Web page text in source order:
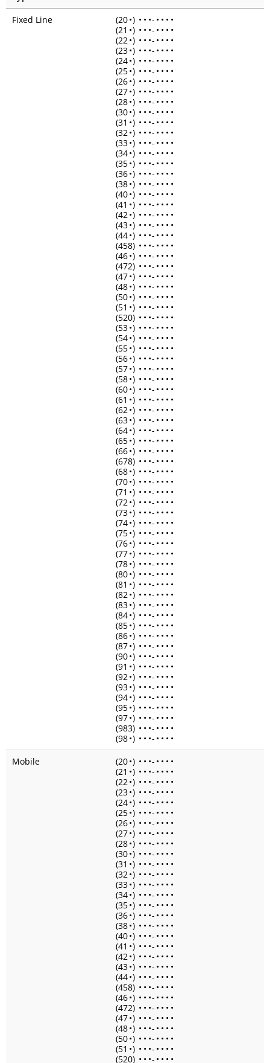
Fixed Line
(20•) • • •- • • • •
(21 •) • • •- • • • •
(22•) • • •- • • • •
(23•) • • •- • • • •
(24•) • • •- • • • •
(25•) • • •- • • • •
(26•) • • •- • • • •
(27•) • • •- • • • •
(28•) • • •- • • • •
(30•) • • •- • • • •
(31 •) • • •- • • • •
(32•) • • •- • • • •
(33•) • • •- • • • •
(34•) • • •- • • • •
(35•) • • •- • • • •
(36•) • • •- • • • •
(38•) • • •- • • • •
(40•) • • •- • • • •
(41 •) • • •- • • • •
(42•) • • •- • • • •
(43•) • • •- • • • •
(44•) • • •- • • • •
(458) • • •- • • • •
(46•) • • •- • • • •
(472) • • •- • • • •
(47•) • • •- • • • •
(48•) • • •- • • • •
(50•) • • •- • • • •
(51 •) • • •- • • • •
(520) • • •- • • • •
(53•) • • •- • • • •
(54•) • • •- • • • •
(55•) • • •- • • • •
(56•) • • •- • • • •
(57•) • • •- • • • •
(58•) • • •- • • • •
(60•) • • •- • • • •
(61 •) • • •- • • • •
(62•) • • •- • • • •
(63•) • • •- • • • •
(64•) • • •- • • • •
(65•) • • •- • • • •
(66•) • • •- • • • •
(678) • • •- • • • •
(68•) • • •- • • • •
(70•) • • •- • • • •
(71 •) • • •- • • • •
(72•) • • •- • • • •
(73•) • • •- • • • •
(74•) • • •- • • • •
(75•) • • •- • • • •
(76•) • • •- • • • •
(77•) • • •- • • • •
(78•) • • •- • • • •
(80•) • • •- • • • •
(81 •) • • •- • • • •
(82•) • • •- • • • •
(83•) • • •- • • • •
(84•) • • •- • • • •
(85•) • • •- • • • •
(86•) • • •- • • • •
(87•) • • •- • • • •
(90•) • • •- • • • •
(91 •) • • •- • • • •
(92•) • • •- • • • •
(93•) • • •- • • • •
(94•) • • •- • • • •
(95•) • • •- • • • •
(97•) • • •- • • • •
(983) • • •- • • • •
(98•) • • •- • • • •
Mobile
(20•) • • •- • • • •
(21 •) • • •- • • • •
(22•) • • •- • • • •
(23•) • • •- • • • •
(24•) • • •- • • • •
(25•) • • •- • • • •
(26•) • • •- • • • •
(27•) • • •- • • • •
(28•) • • •- • • • •
(30•) • • •- • • • •
(31 •) • • •- • • • •
(32•) • • •- • • • •
(33•) • • •- • • • •
(34•) • • •- • • • •
(35•) • • •- • • • •
(36•) • • •- • • • •
(38•) • • •- • • • •
(40•) • • •- • • • •
(41 •) • • •- • • • •
(42•) • • •- • • • •
(43•) • • •- • • • •
(44•) • • •- • • • •
(458) • • •- • • • •
(46•) • • •- • • • •
(472) • • •- • • • •
(47•) • • •- • • • •
(48•) • • •- • • • •
(50•) • • •- • • • •
(51 •) • • •- • • • •
(520) • • •- • • • •